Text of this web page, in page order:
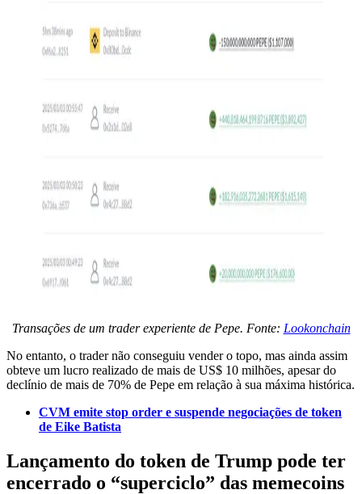
Transações de um trader experiente de Pepe. Fonte: Lookonchain
No entanto, o trader não conseguiu vender o topo, mas ainda assim
obteve um lucro realizado de mais de US$ 10 milhões, apesar do
declínio de mais de 70% de Pepe em relação à sua máxima histórica.
CVM emite stop order e suspende negociações de token
de Eike Batista
Lançamento do token de Trump pode ter
encerrado o “superciclo” das memecoins